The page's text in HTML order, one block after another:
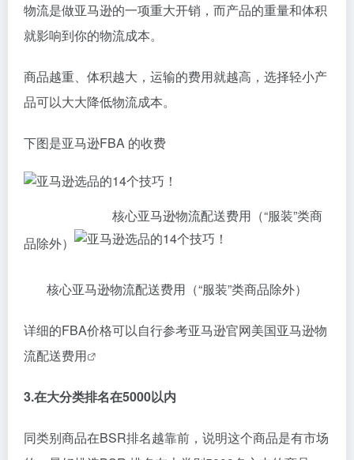
物流是做亚马逊的一项重大开销，而产品的重量和体积
就影响到你的物流成本。
商品越重、体积越大，运输的费用就越高，选择轻小产
品可以大大降低物流成本。
下图是亚马逊FBA 的收费
核心亚马逊物流配送费用（“服装”类商
品除外）
核心亚马逊物流配送费用（“服装”类商品除外）
详细的FBA价格可以自行参考亚马逊官网美国亚马逊物
流配送费用
3.在大分类排名在5000以内
同类别商品在BSR排名越靠前，说明这个商品是有市场